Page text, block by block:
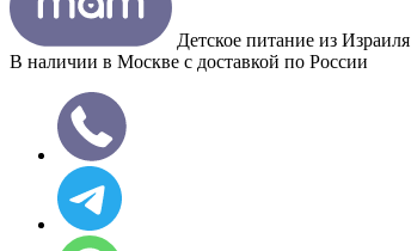
Детское питание из Израиля
В наличии в Москве с доставкой по России